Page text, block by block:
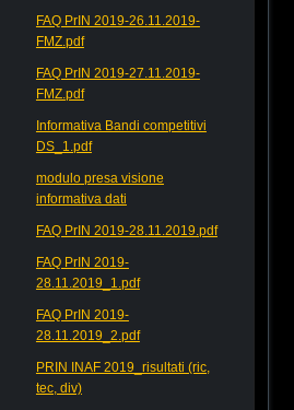
FAQ PrIN 2019-26.11.2019-
FMZ.pdf
FAQ PrIN 2019-27.11.2019-
FMZ.pdf
Informativa Bandi competitivi
DS_1.pdf
modulo presa visione
informativa dati
FAQ PrIN 2019-28.11.2019.pdf
FAQ PrIN 2019-
28.11.2019_1.pdf
FAQ PrIN 2019-
28.11.2019_2.pdf
PRIN INAF 2019_risultati (ric,
tec, div)